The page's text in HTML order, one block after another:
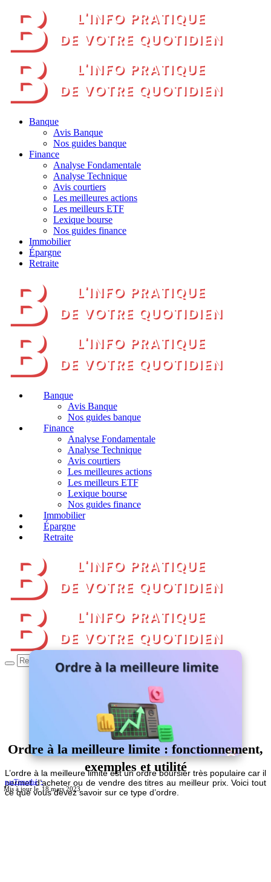
Banque
Avis Banque
Nos guides banque
Finance
Analyse Fondamentale
Analyse Technique
Avis courtiers
Les meilleures actions
Les meilleurs ETF
Lexique bourse
Nos guides finance
Immobilier
Épargne
Retraite
Banque
Avis Banque
Nos guides banque
Finance
Analyse Fondamentale
Analyse Technique
Avis courtiers
Les meilleures actions
Les meilleurs ETF
Lexique bourse
Nos guides finance
Immobilier
Épargne
Retraite
Ordre à la meilleure limite : fonctionnement,
exemples et utilité
L’ordre à la meilleure limite est un ordre boursier très populaire car il
permet d’acheter ou de vendre des titres au meilleur prix. Voici tout
ce que vous devez savoir sur ce type d’ordre.
parTimothé
18 mars 2023